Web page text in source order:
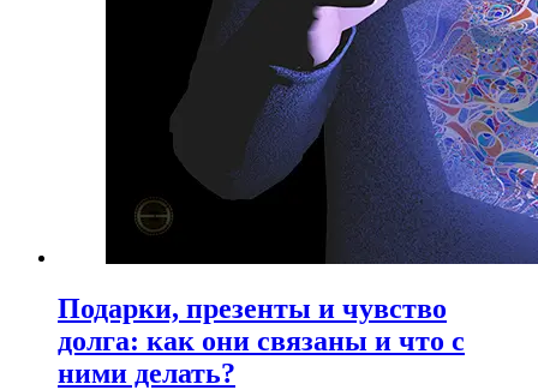
Подарки, презенты и чувство
долга: как они связаны и что с
ними делать?